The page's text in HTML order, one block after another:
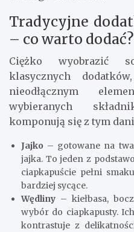
Tradycyjne
– co warto dodać?
Ciężko wyobrazić
klasycznych
nieodłącznym
wybieranych
komponują się z tym
Jajko – gotowane na
jajka. To jeden z
ciapkapuście pełni
bardziej sycące.
Wędliny – kiełbasa,
wybór do ciapkapusty.
kontrastuje z